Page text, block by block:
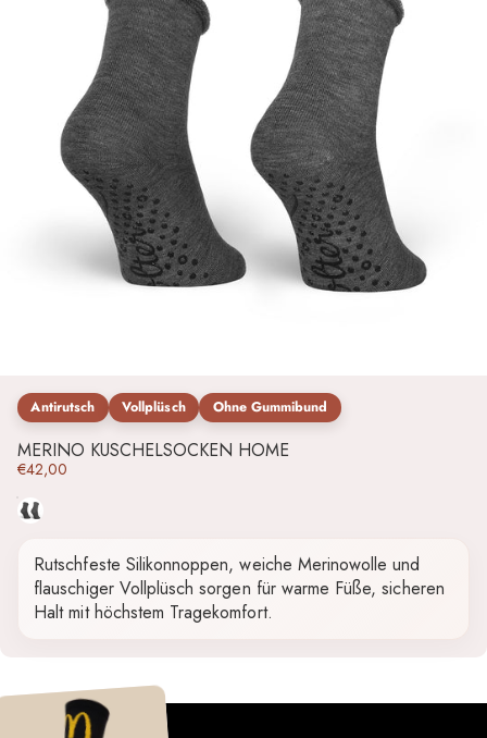
Antirutsch Vollplüsch Ohne Gummibund
MERINO KUSCHELSOCKEN HOME
€42,00
Grau
Rutschfeste Silikonnoppen, weiche Merinowolle und
flauschiger Vollplüsch sorgen für warme Füße, sicheren
Halt mit höchstem Tragekomfort.